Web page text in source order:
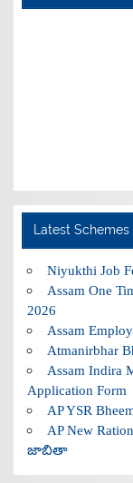
Latest Schemes
Niyukthi Job
Assam One
2026
Assam
Atmanirbhar
Assam Indira
Application Form
AP YSR
AP New
జాబితా